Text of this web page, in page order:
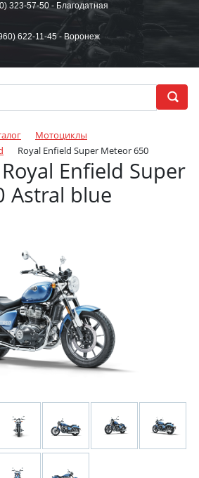
323-57-50 - Благодатная
622-11-45 - Воронеж
Мотоциклы
Royal Enfield Super Meteor 650
Enfield Super
Astral blue